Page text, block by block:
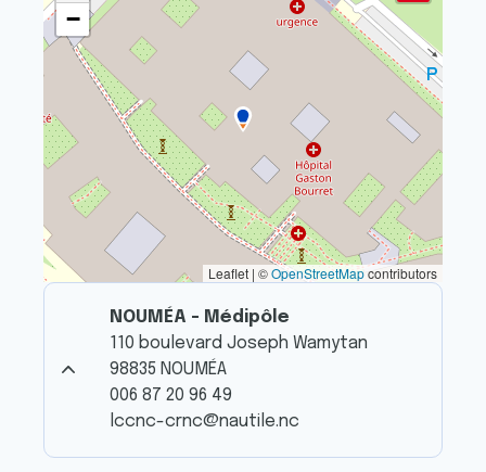
−
Leaflet | ©OpenStreetMapcontributors
NOUMÉA - Médipôle
110 boulevard Joseph Wamytan
98835 NOUMÉA
006 87 20 96 49
lccnc-crnc@nautile.nc